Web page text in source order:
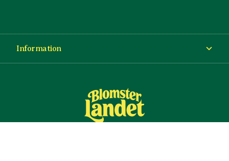
Information
Köp- och leveransvillkor
Ångra ditt köp